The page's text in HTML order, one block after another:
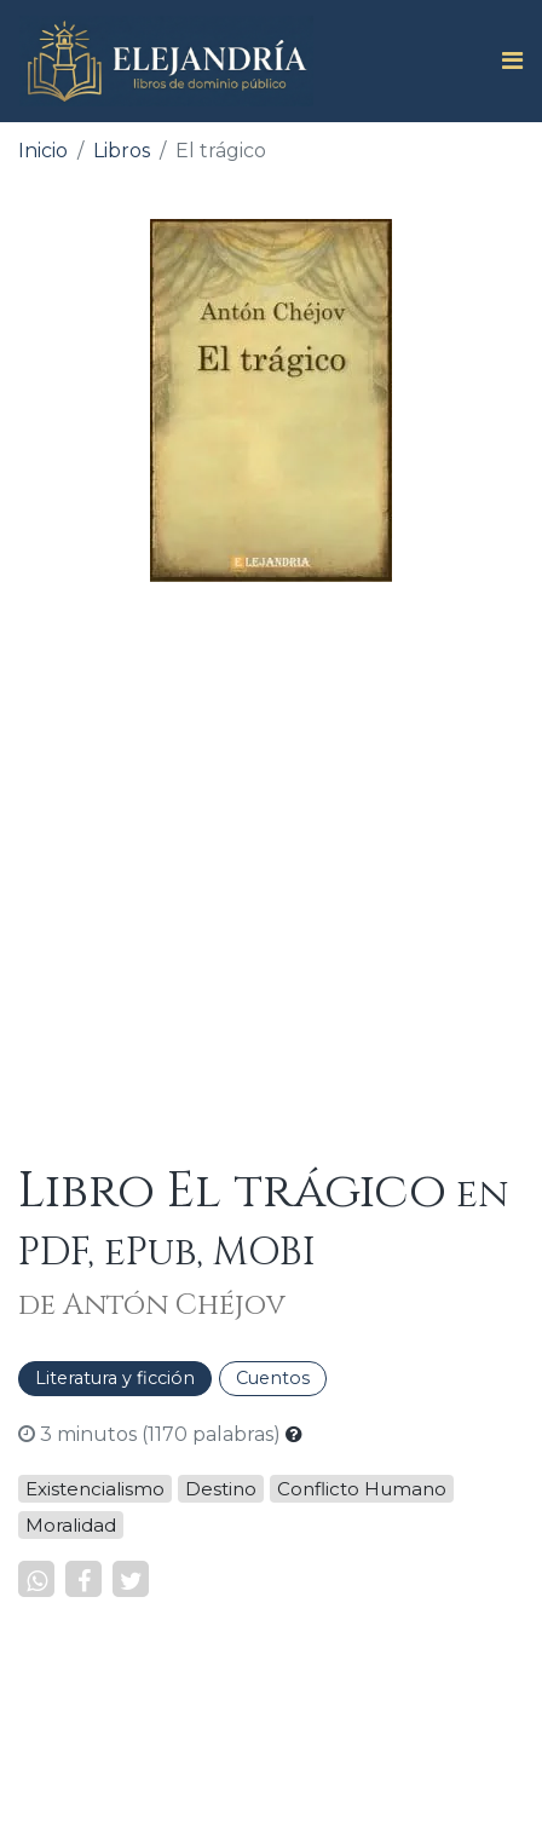
Inicio Libros El trágico
Libro El trágico en
PDF, ePub, MOBI
de Antón Chéjov
Literatura y ficción Cuentos
3 minutos (1170 palabras)
Existencialismo Destino
Conflicto Humano
Moralidad